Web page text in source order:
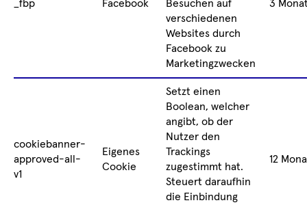
_fbp Facebook
Besuchen auf
verschiedenen
Websites durch
Facebook zu
Marketingzwecken
3
cookiebanner-
approved-all-
v1
Eigenes
Cookie
Setzt einen
Boolean, welcher
angibt, ob der
Nutzer den
Trackings
zugestimmt hat.
Steuert daraufhin
die Einbindung
12